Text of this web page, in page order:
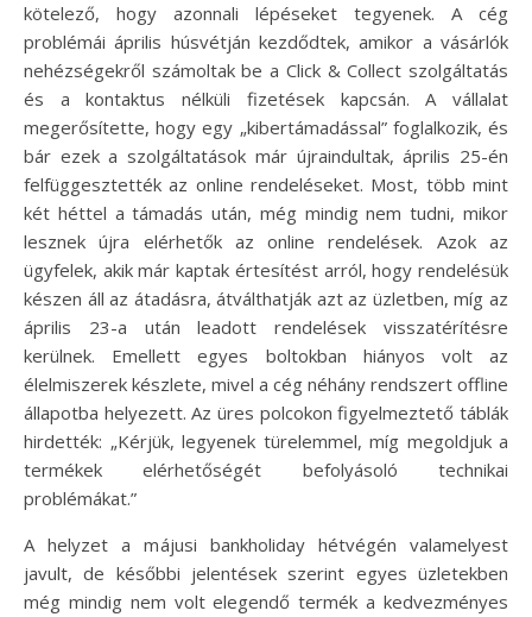
kötelező, hogy azonnali lépéseket tegyenek. A cég
problémái április húsvétján kezdődtek, amikor a vásárlók
nehézségekről számoltak be a Click & Collect szolgáltatás
és a kontaktus nélküli fizetések kapcsán. A vállalat
megerősítette, hogy egy „kibertámadással” foglalkozik, és
bár ezek a szolgáltatások már újraindultak, április 25-én
felfüggesztették az online rendeléseket. Most, több mint
két héttel a támadás után, még mindig nem tudni, mikor
lesznek újra elérhetők az online rendelések. Azok az
ügyfelek, akik már kaptak értesítést arról, hogy rendelésük
készen áll az átadásra, átválthatják azt az üzletben, míg az
április 23-a után leadott rendelések visszatérítésre
kerülnek. Emellett egyes boltokban hiányos volt az
élelmiszerek készlete, mivel a cég néhány rendszert offline
állapotba helyezett. Az üres polcokon figyelmeztető táblák
hirdették: „Kérjük, legyenek türelemmel, míg megoldjuk a
termékek elérhetőségét befolyásoló technikai
problémákat.”
A helyzet a májusi bankholiday hétvégén valamelyest
javult, de későbbi jelentések szerint egyes üzletekben
még mindig nem volt elegendő termék a kedvezményes